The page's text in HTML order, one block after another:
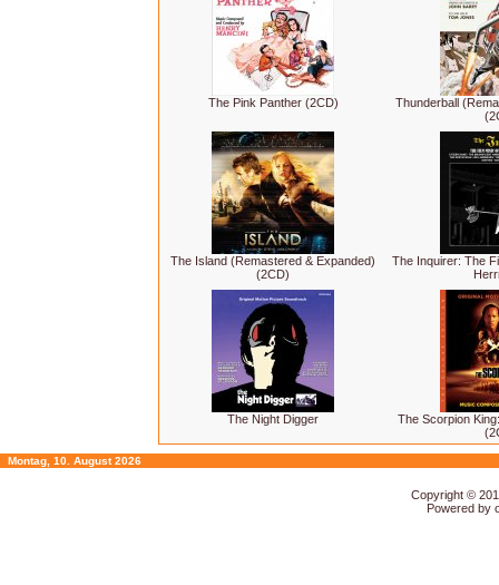
The Pink Panther (2CD)
Thunderball
The Island (Remastered & Expanded)
(2CD)
The Inquirer: The
The Night Digger
The Scorpion
Montag, 10. August 2026
Copyright ©
Powered by